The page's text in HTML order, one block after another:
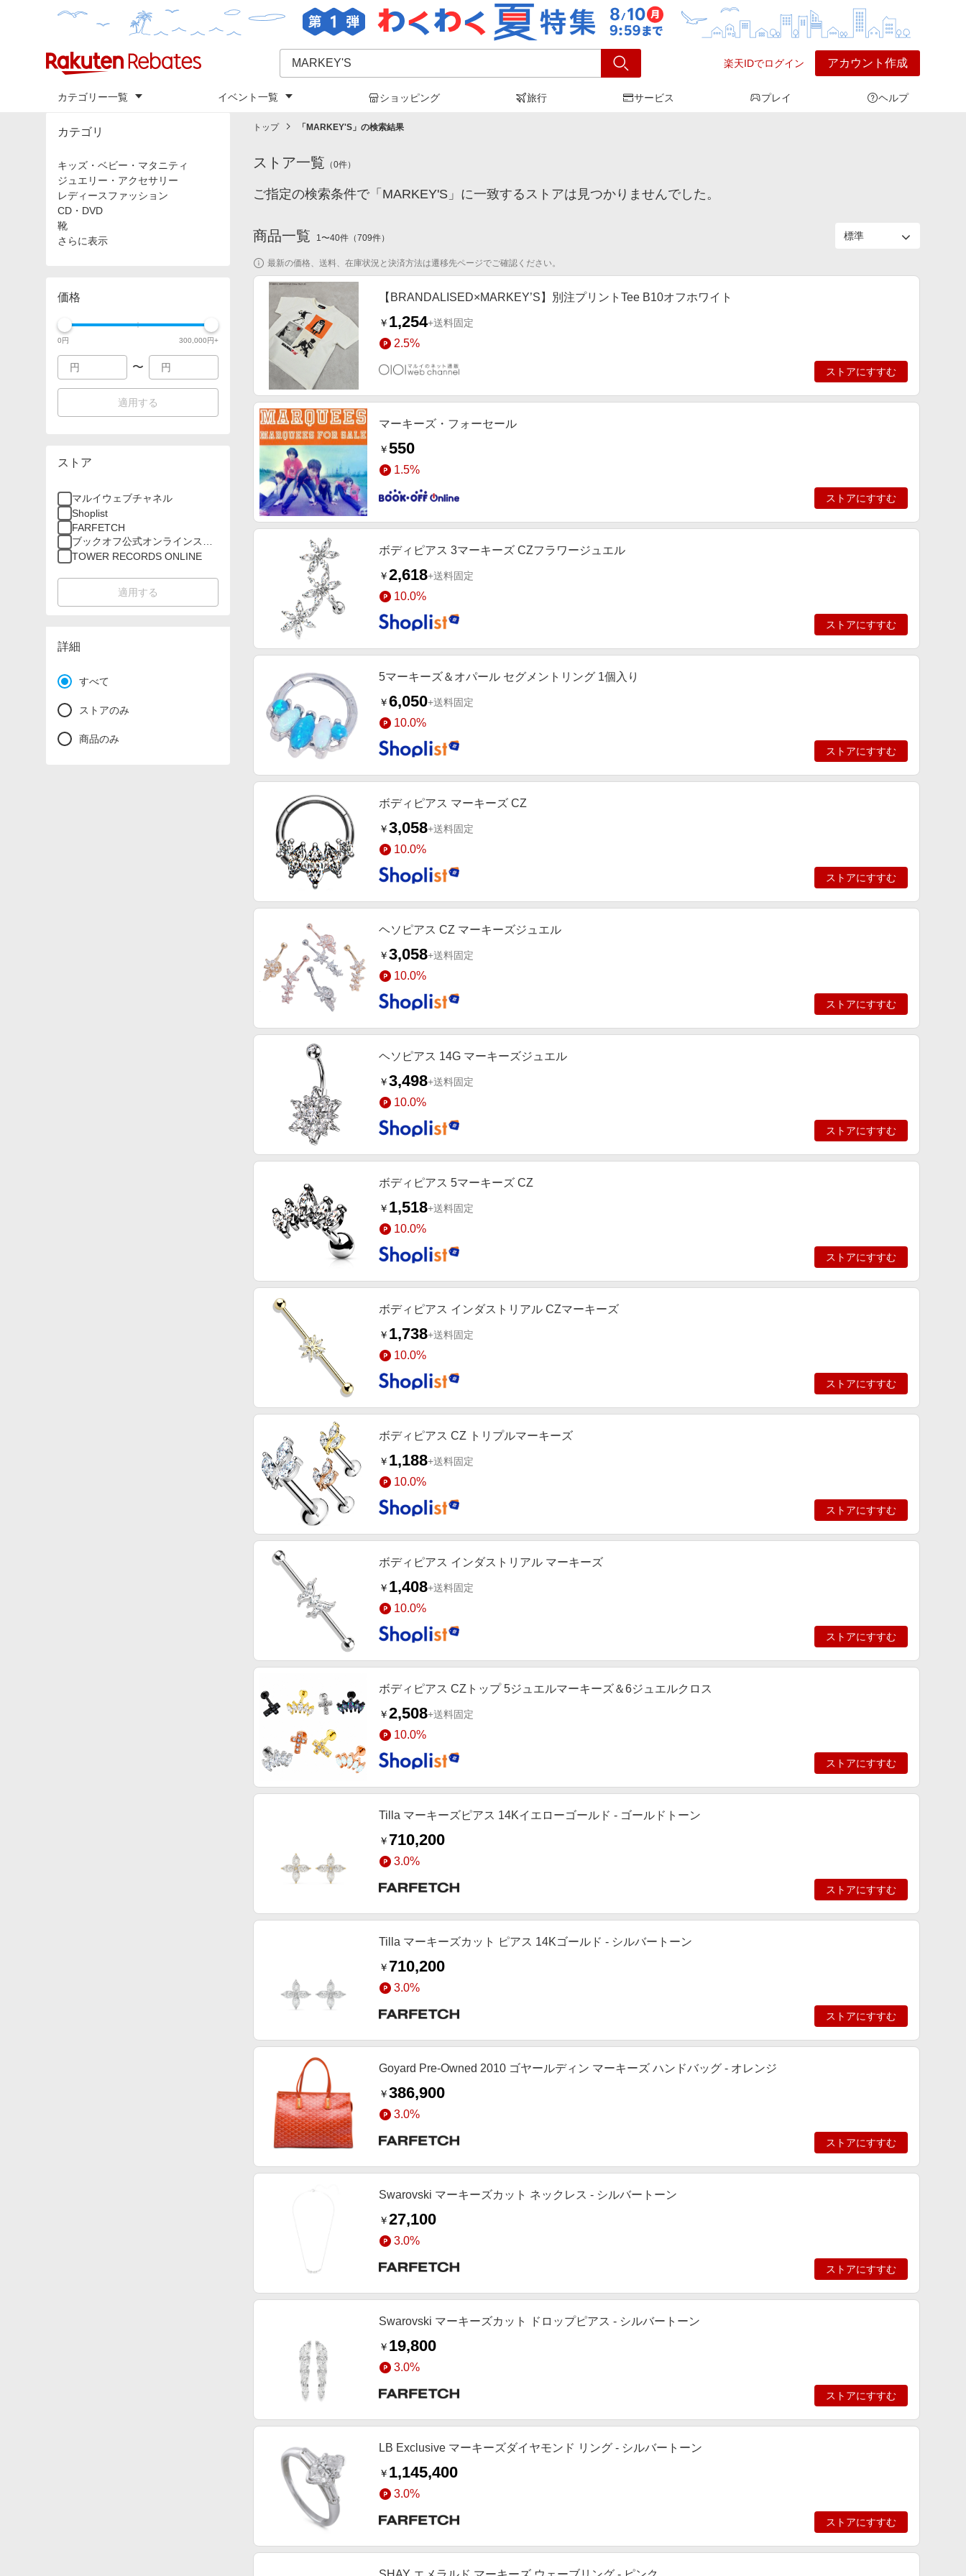
楽天IDでログイン アカウント作成
カテゴリー一覧 イベント一覧 ショッピング 旅行 サービス プレイ ヘルプ
カテゴリ
キッズ・ベビー・マタニティ
ジュエリー・アクセサリー
レディースファッション
CD・DVD
靴
さらに表示
価格
0円 300,000円+
〜
適用する
ストア
マルイウェブチャネル
Shoplist
FARFETCH
ブックオフ公式オンラインスト
ア
TOWER RECORDS ONLINE
適用する
詳細
すべて
ストアのみ
商品のみ
トップ 「 MARKEY'S 」の検索結果
ストア一覧 （0件）
ご指定の検索条件で「MARKEY'S」に一致するストアは見つかりませんでした。
商品一覧 1〜40件 （709件）
最新の価格、送料、在庫状況と決済方法は遷移先ページでご確認ください。
【BRANDALISED×MARKEY’S】別注プリントTee B10オフホワイト
￥ 1,254+送料固定
2.5%
ストアにすすむ
マーキーズ・フォーセール
￥550
1.5%
ストアにすすむ
ボディピアス 3マーキーズ CZフラワージュエル
￥2,618+送料固定
10.0%
ストアにすすむ
5マーキーズ＆オパール セグメントリング 1個入り
￥6,050+送料固定
10.0%
ストアにすすむ
ボディピアス マーキーズ CZ
￥3,058+送料固定
10.0%
ストアにすすむ
ヘソピアス CZ マーキーズジュエル
￥3,058+送料固定
10.0%
ストアにすすむ
ヘソピアス 14G マーキーズジュエル
￥3,498+送料固定
10.0%
ストアにすすむ
ボディピアス 5マーキーズ CZ
￥ 1,518+送料固定
10.0%
ストアにすすむ
ボディピアス インダストリアル CZマーキーズ
￥ 1,738+送料固定
10.0%
ストアにすすむ
ボディピアス CZ トリプルマーキーズ
￥ 1,188+送料固定
10.0%
ストアにすすむ
ボディピアス インダストリアル マーキーズ
￥ 1,408+送料固定
10.0%
ストアにすすむ
ボディピアス CZトップ 5ジュエルマーキーズ＆6ジュエルクロス
￥2,508+送料固定
10.0%
ストアにすすむ
Tilla マーキーズピアス 14Kイエローゴールド - ゴールドトーン
￥ 710,200
3.0%
ストアにすすむ
Tilla マーキーズカット ピアス 14Kゴールド - シルバートーン
￥ 710,200
3.0%
ストアにすすむ
Goyard Pre-Owned 2010 ゴヤールディン マーキーズ ハンドバッグ - オレンジ
￥386,900
3.0%
ストアにすすむ
Swarovski マーキーズカット ネックレス - シルバートーン
￥27,100
3.0%
ストアにすすむ
Swarovski マーキーズカット ドロップピアス - シルバートーン
￥ 19,800
3.0%
ストアにすすむ
LB Exclusive マーキーズダイヤモンド リング - シルバートーン
￥ 1,145,400
3.0%
ストアにすすむ